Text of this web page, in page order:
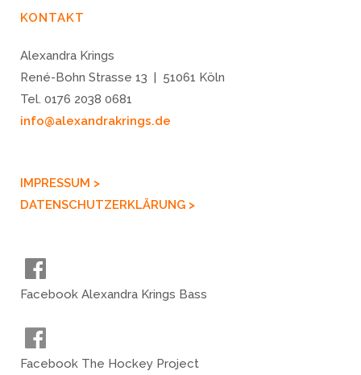
KONTAKT
Alexandra Krings
René-Bohn Strasse 13 | 51061 Köln
Tel. 0176 2038 0681
info@alexandrakrings.de
IMPRESSUM >
DATENSCHUTZERKLÄRUNG >
Facebook Alexandra Krings Bass
Facebook The Hockey Project